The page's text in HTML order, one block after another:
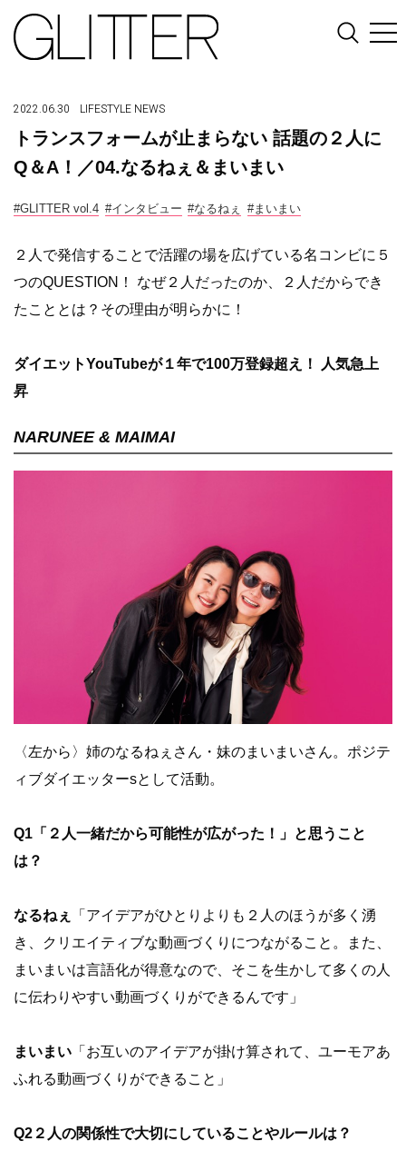
2022.06.30 LIFESTYLE NEWS
トランスフォームが止まらない 話題の２人に
Q＆A！／04.なるねぇ＆まいまい
#GLITTER vol.4 #インタビュー #なるねぇ #まいまい
２人で発信することで活躍の場を広げている名コンビに５
つのQUESTION！ なぜ２人だったのか、２人だからでき
たこととは？その理由が明らかに！
ダイエットYouTubeが１年で100万登録超え！ 人気急上
昇
NARUNEE & MAIMAI
〈左から〉姉のなるねぇさん・妹のまいまいさん。ポジテ
ィブダイエッターsとして活動。
Q1「２人一緒だから可能性が広がった！」と思うこと
は？
なるねぇ
「アイデアがひとりよりも２人のほうが多く湧
き、クリエイティブな動画づくりにつながること。また、
まいまいは言語化が得意なので、そこを生かして多くの人
に伝わりやすい動画づくりができるんです」
まいまい 「お互いのアイデアが掛け算されて、ユーモアあ
ふれる動画づくりができること」
Q2２人の関係性で大切にしていることやルールは？